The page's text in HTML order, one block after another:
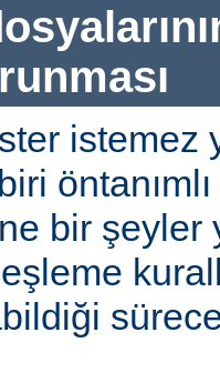
istemez
bir şeyler